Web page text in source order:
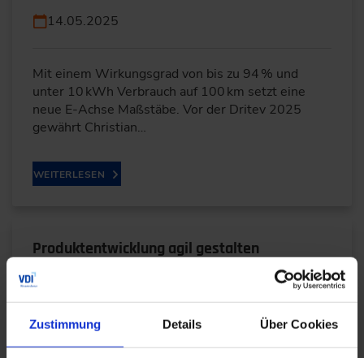
Zustimmung Details Über Cookies
14.05.2025
Mit einem Wirkungsgrad von bis zu 94 % und
unter 10 kWh Verbrauch auf 100 km setzt eine
neue E-Achse Maßstäbe. Vor der Dritev 2025
gewährt Christian…
WEITERLESEN
Produktentwicklung agil gestalten
Höhere Komplexität, kürzere Entwicklungszeiten:
Dr. Martin Hofstetter erklärt in unserem Interview,